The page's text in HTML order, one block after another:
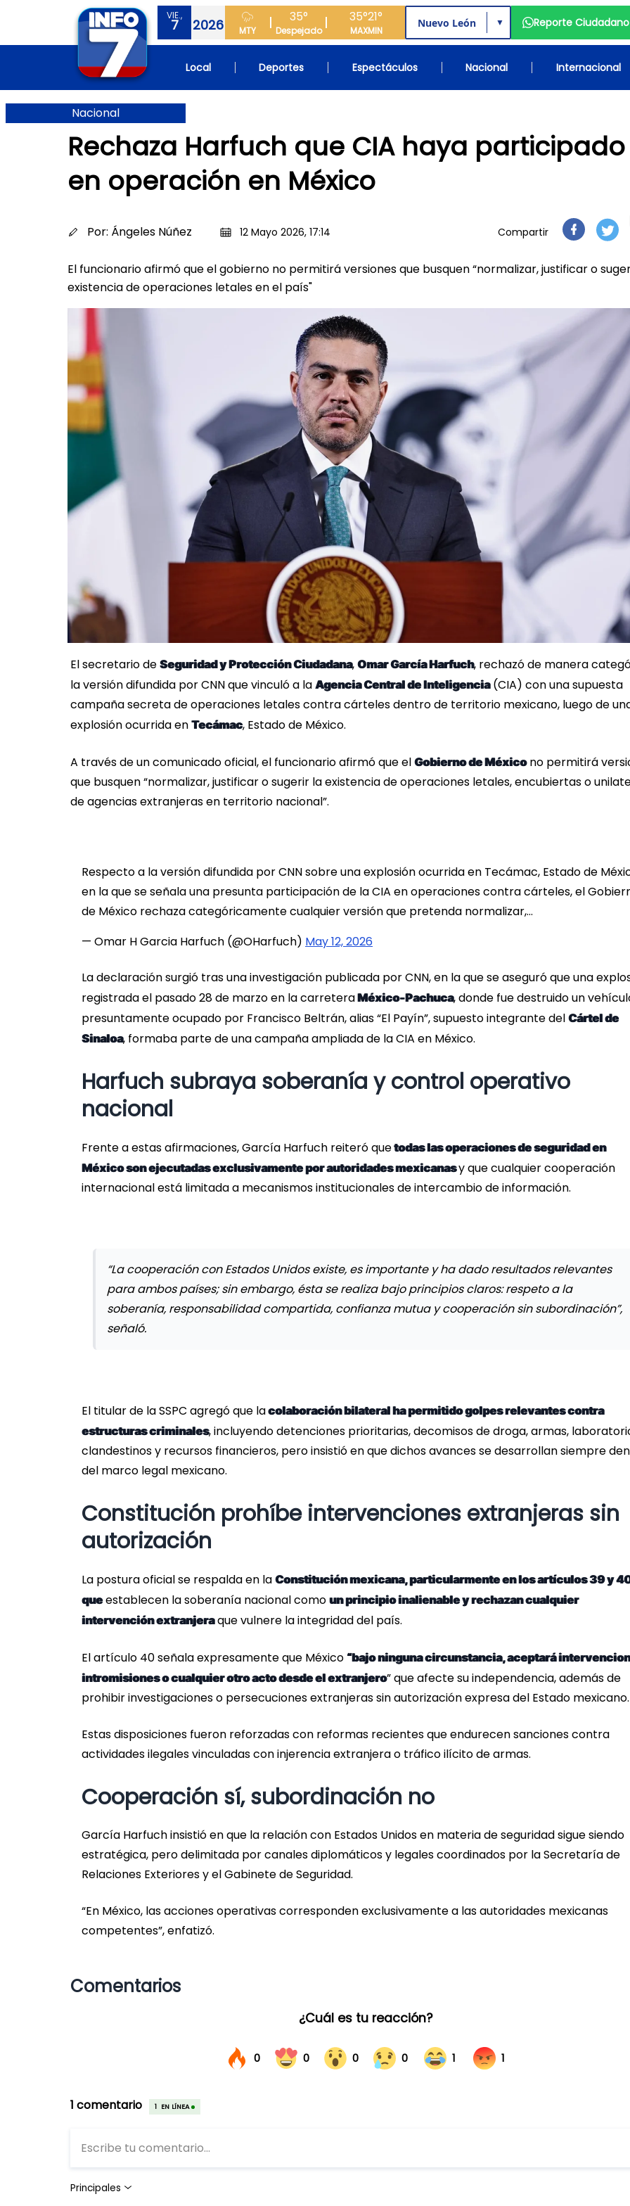
VIE.,
7 2026 MTY
35°
Despejado
35°
MAX
21°
MIN
▼ Reporte Ciudadano
Local Deportes Espectáculos Nacional Internacional
Nacional
Rechaza Harfuch que CIA haya participado
en operación en México
Por: Ángeles Núñez 12 Mayo 2026, 17:14 Compartir
El funcionario afirmó que el gobierno no permitirá versiones que busquen “normalizar, justificar o
existencia de operaciones letales en el país"
El secretario de Seguridad y Protección Ciudadana, Omar García Harfuch, rechazó de manera
la versión difundida por CNN que vinculó a la Agencia Central de Inteligencia(CIA) con una supuesta
campaña secreta de operaciones letales contra cárteles dentro de territorio mexicano, luego de
explosión ocurrida en Tecámac, Estado de México.
A través de un comunicado oficial, el funcionario afirmó que el Gobierno de Méxicono permitirá
que busquen “normalizar, justificar o sugerir la existencia de operaciones letales, encubiertas o
de agencias extranjeras en territorio nacional”.
Respecto a la versión difundida por CNN sobre una explosión ocurrida en Tecámac, Estado de
en la que se señala una presunta participación de la CIA en operaciones contra cárteles, el
de México rechaza categóricamente cualquier versión que pretenda normalizar,…
— Omar H Garcia Harfuch (@OHarfuch) May 12, 2026
La declaración surgió tras una investigación publicada por CNN, en la que se aseguró que una
registrada el pasado 28 de marzo en la carreteraMéxico-Pachuca, donde fue destruido un
presuntamente ocupado por Francisco Beltrán, alias “El Payín”, supuesto integrante del Cártel de
Sinaloa, formaba parte de una campaña ampliada de la CIA en México.
Harfuch subraya soberanía y control operativo
nacional
Frente a estas afirmaciones, García Harfuch reiteró quetodas las operaciones de seguridad en
México son ejecutadas exclusivamente por autoridades mexicanasy que cualquier cooperación
internacional está limitada a mecanismos institucionales de intercambio de información.
“La cooperación con Estados Unidos existe, es importante y ha dado resultados relevantes
para ambos países; sin embargo, ésta se realiza bajo principios claros: respeto a la
soberanía, responsabilidad compartida, confianza mutua y cooperación sin subordinación”,
señaló.
El titular de la SSPC agregó que lacolaboración bilateral ha permitido golpes relevantes contra
estructuras criminales, incluyendo detenciones prioritarias, decomisos de droga, armas,
clandestinos y recursos financieros, pero insistió en que dichos avances se desarrollan siempre
del marco legal mexicano.
Constitución prohíbe intervenciones extranjeras sin
autorización
La postura oficial se respalda en la Constitución mexicana, particularmente en los artículos 39 y
queestablecen la soberanía nacional como un principio inalienable y rechazan cualquier
intervención extranjeraque vulnere la integridad del país.
El artículo 40 señala expresamente que México “bajo ninguna circunstancia, aceptará
intromisiones o cualquier otro acto desde el extranjero” que afecte su independencia, además de
prohibir investigaciones o persecuciones extranjeras sin autorización expresa del Estado mexicano.
Estas disposiciones fueron reforzadas con reformas recientes que endurecen sanciones contra
actividades ilegales vinculadas con injerencia extranjera o tráfico ilícito de armas.
Cooperación sí, subordinación no
García Harfuch insistió en que la relación con Estados Unidos en materia de seguridad sigue siendo
estratégica, pero delimitada por canales diplomáticos y legales coordinados por la Secretaría de
Relaciones Exteriores y el Gabinete de Seguridad.
“En México, las acciones operativas corresponden exclusivamente a las autoridades mexicanas
competentes”, enfatizó.
Comentarios